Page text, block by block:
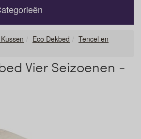
Eco Dekbed
Tencel en
Vier Seizoenen -